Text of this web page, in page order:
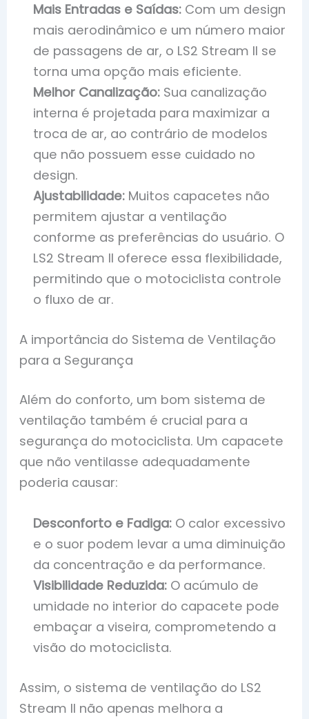
Mais Entradas e Saídas: Com um design
mais aerodinâmico e um número maior
de passagens de ar, o LS2 Stream II se
torna uma opção mais eficiente.
Melhor Canalização: Sua canalização
interna é projetada para maximizar a
troca de ar, ao contrário de modelos
que não possuem esse cuidado no
design.
Ajustabilidade: Muitos capacetes não
permitem ajustar a ventilação
conforme as preferências do usuário. O
LS2 Stream II oferece essa flexibilidade,
permitindo que o motociclista controle
o fluxo de ar.
A importância do Sistema de Ventilação
para a Segurança
Além do conforto, um bom sistema de
ventilação também é crucial para a
segurança do motociclista. Um capacete
que não ventilasse adequadamente
poderia causar:
Desconforto e Fadiga: O calor excessivo
e o suor podem levar a uma diminuição
da concentração e da performance.
Visibilidade Reduzida: O acúmulo de
umidade no interior do capacete pode
embaçar a viseira, comprometendo a
visão do motociclista.
Assim, o sistema de ventilação do LS2
Stream II não apenas melhora a